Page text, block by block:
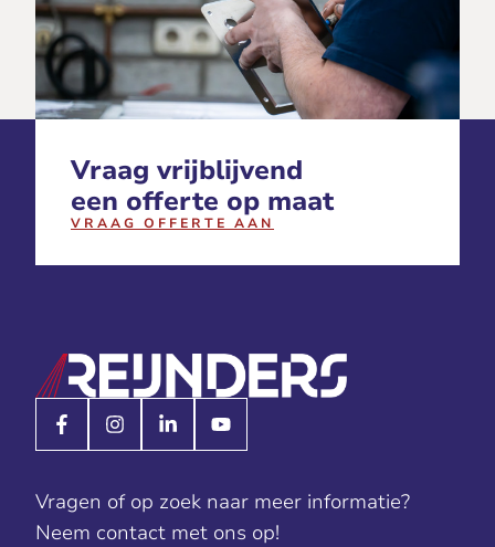
Vraag vrijblijvend
een offerte op maat
VRAAG OFFERTE AAN
Vragen of op zoek naar meer informatie?
Neem contact met ons op!